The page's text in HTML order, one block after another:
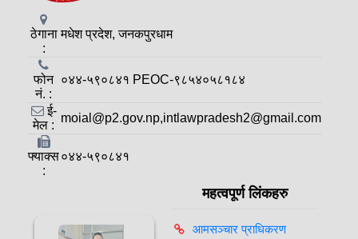
ठेगाना
:
मधेश प्रदेश, जनकपुरधाम
फोन
नं. :
०४४-५९०८४१ PEOC-९८५४०५८१८४
ई-
मेल :
moial@p2.gov.np,intlawpradesh2@gmail.com
फ्याक्स
:
०४४-५९०८४१
महत्वपूर्ण लिंकहरु
आमसञ्‍चार प्राधिकरण